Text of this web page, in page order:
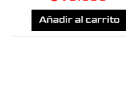
Añadir al carrito